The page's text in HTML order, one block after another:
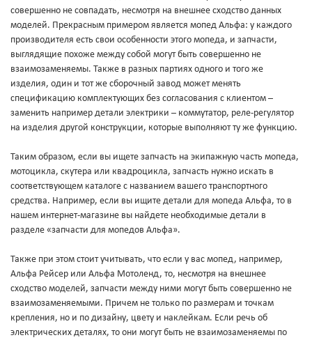
совершенно не совпадать, несмотря на внешнее сходство данных
моделей. Прекрасным примером является мопед Альфа: у каждого
производителя есть свои особенности этого мопеда, и запчасти,
выглядящие похоже между собой могут быть совершенно не
взаимозаменяемы. Также в разных партиях одного и того же
изделия, один и тот же сборочный завод может менять
спецификацию комплектующих без согласования с клиентом –
заменить например детали электрики – коммутатор, реле-регулятор
на изделия другой конструкции, которые выполняют ту же функцию.
Таким образом, если вы ищете запчасть на экипажную часть мопеда,
мотоцикла, скутера или квадроцикла, запчасть нужно искать в
соответствующем каталоге с названием вашего транспортного
средства. Например, если вы ищите детали для мопеда Альфа, то в
нашем интернет-магазине вы найдете необходимые детали в
разделе «запчасти для мопедов Альфа».
Также при этом стоит учитывать, что если у вас мопед, например,
Альфа Рейсер или Альфа Мотоленд, то, несмотря на внешнее
сходство моделей, запчасти между ними могут быть совершенно не
взаимозаменяемыми. Причем не только по размерам и точкам
крепления, но и по дизайну, цвету и наклейкам. Если речь об
электрических деталях, то они могут быть не взаимозаменяемы по